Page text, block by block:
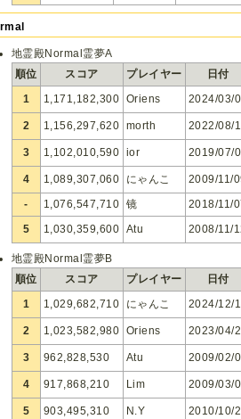
地霊殿Normal霊夢A
順位
スコア プレイヤー 日付
1
1,171,182,300 Oriens 2024/03/
2 1,156,297,620 morth 2022/08/
3
1,102,010,590 ior 2019/07/
4
1,089,307,060 にゃんこ 2009/11/
-
1,076,547,710 镜 2018/11/
5
1,030,359,600 Atu 2008/11/
地霊殿Normal霊夢B
順位
スコア プレイヤー 日付
1
1,029,682,710 にゃんこ 2024/12/
2
1,023,582,980 Oriens 2023/04/
3 962,828,530 Atu 2009/02/
4
917,868,210 Lim 2009/03/
5
903,495,310 N.Y 2010/10/